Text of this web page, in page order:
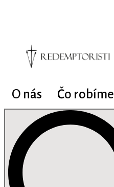
O nás Čo robíme